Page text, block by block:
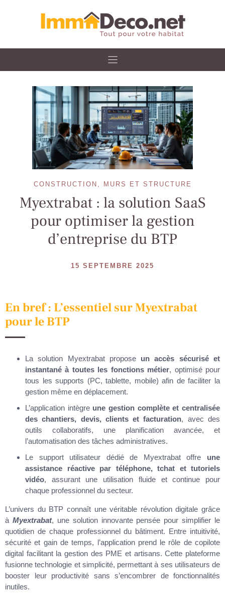
CONSTRUCTION, MURS ET STRUCTURE
Myextrabat : la solution SaaS
pour optimiser la gestion
d’entreprise du BTP
15 SEPTEMBRE 2025
En bref : L’essentiel sur Myextrabat
pour le BTP
La solution Myextrabat propose un accès sécurisé et
instantané à toutes les fonctions métier, optimisé pour
tous les supports (PC, tablette, mobile) afin de faciliter la
gestion même en déplacement.
L’application intègre une gestion complète et centralisée
des chantiers, devis, clients et facturation, avec des
outils collaboratifs, une planification avancée, et
l’automatisation des tâches administratives.
Le support utilisateur dédié de Myextrabat offre une
assistance réactive par téléphone, tchat et tutoriels
vidéo, assurant une utilisation fluide et continue pour
chaque professionnel du secteur.
L’univers du BTP connaît une véritable révolution digitale grâce
à Myextrabat, une solution innovante pensée pour simplifier le
quotidien de chaque professionnel du bâtiment. Entre intuitivité,
sécurité et gain de temps, l’application prend le rôle de copilote
digital facilitant la gestion des PME et artisans. Cette plateforme
fusionne technologie et simplicité, permettant à ses utilisateurs de
booster leur productivité sans s’encombrer de fonctionnalités
inutiles.